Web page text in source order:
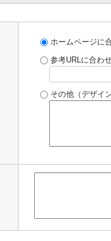
ホームページに
参考URLに合わ
その他（デザイ